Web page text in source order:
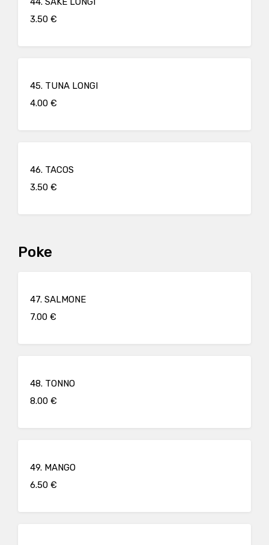
3.50 €
45. TUNA LONGI
4.00 €
46. TACOS
3.50 €
Poke
47. SALMONE
7.00 €
48. TONNO
8.00 €
49. MANGO
6.50 €